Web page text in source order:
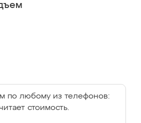
по любому из телефонов:
стоимость.